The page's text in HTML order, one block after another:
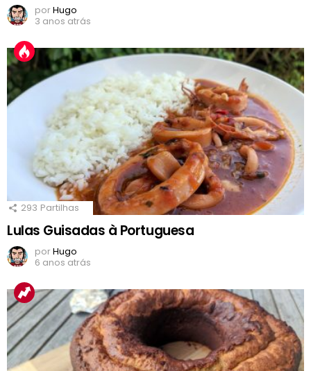
porHugo
3 anos atrás
293 Partilhas
Lulas Guisadas à Portuguesa
porHugo
6 anos atrás